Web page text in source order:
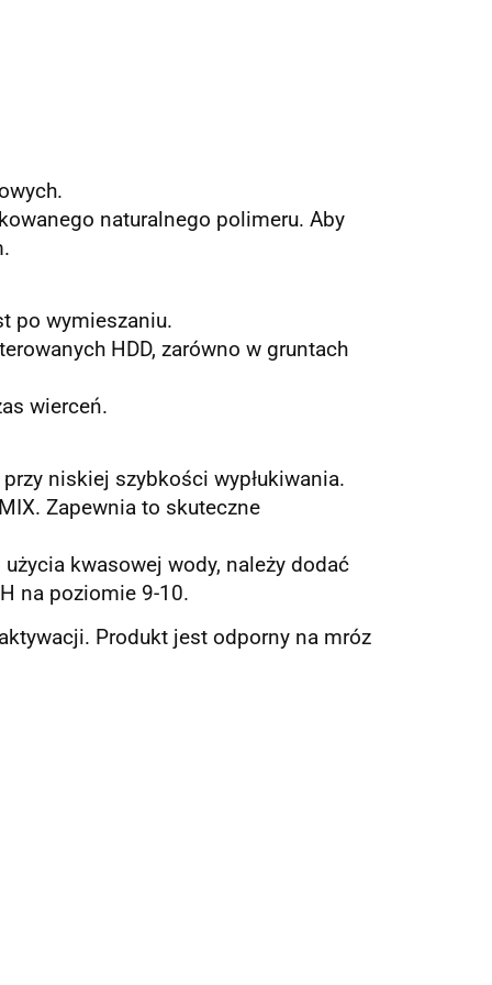
naturalnego polimeru. Aby
po wymieszaniu.
HDD, zarówno w gruntach
wierceń.
niskiej szybkości wypłukiwania.
Zapewnia to skuteczne
kwasowej wody, należy dodać
na poziomie 9-10.
Produkt jest odporny na mróz